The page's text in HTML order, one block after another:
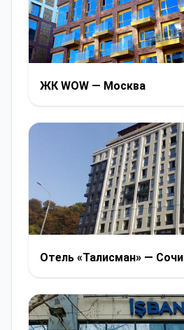
ЖК WOW — Москва
Отель «Талисман» — Сочи